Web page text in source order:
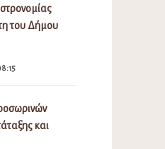
του Δήμου
και